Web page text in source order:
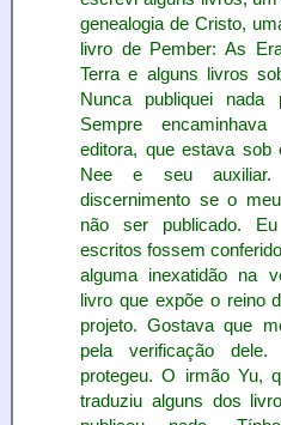
genealogia de Cristo,
livro de Pember: As
Terra e alguns livros
Nunca publiquei nada
Sempre
editora, que estava sob
Nee e seu
discernimento se o
não ser publicado.
escritos fossem
alguma inexatidão na
livro que expõe o reino
projeto. Gostava que
pela verificação
protegeu. O irmão Yu,
traduziu alguns dos